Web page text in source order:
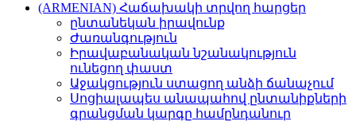
(ARMENIAN) Հաճախակի տրվող հարցեր
ընտանեկան իրավունք
Ժառանգություն
Իրավաբանական նշանակություն
ունեցող փաստ
Աջակցություն ստացող անձի ճանաչում
Սոցիալապես անապահով ընտանիքների
գրանցման կարգը համընդանուր